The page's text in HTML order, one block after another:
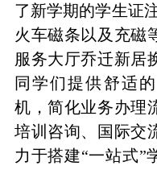
了新学期的学生证
火车磁条以及充磁
服务大厅乔迁新居
同学们提供舒适
机，简化业务办理
培训咨询、国际交
力于搭建“一站式”